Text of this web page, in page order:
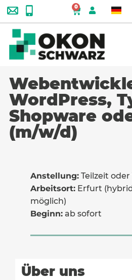
0
WordPress,
Shopware
(m/w/d)
Anstellung: Teilzeit oder
Arbeitsort: Erfurt
möglich)
Beginn: ab sofort
Über uns